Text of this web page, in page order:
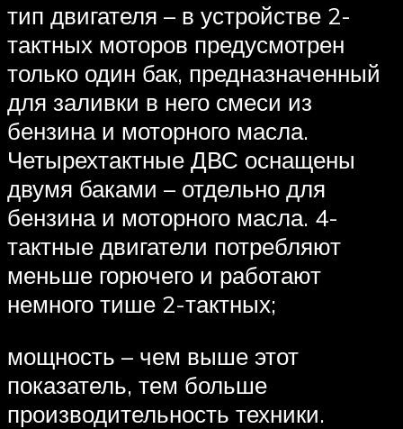
тип двигателя – в устройстве 2-
тактных моторов предусмотрен
только один бак, предназначенный
для заливки в него смеси из
бензина и моторного масла.
Четырехтактные ДВС оснащены
двумя баками – отдельно для
бензина и моторного масла. 4-
тактные двигатели потребляют
меньше горючего и работают
немного тише 2-тактных;
мощность – чем выше этот
показатель, тем больше
производительность техники.